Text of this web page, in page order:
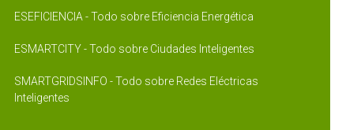
ESEFICIENCIA - Todo sobre Eficiencia Energética
ESMARTCITY - Todo sobre Ciudades Inteligentes
SMARTGRIDSINFO - Todo sobre Redes Eléctricas
Inteligentes